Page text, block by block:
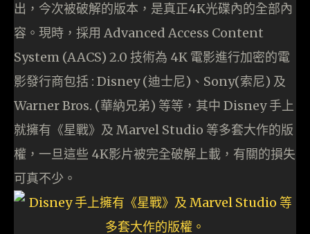
出，今次被破解的版本，是真正4K光碟內的全部內
容。現時，採用 Advanced Access Content
System (AACS) 2.0 技術為 4K 電影進行加密的電
影發行商包括 : Disney (迪士尼)、Sony(索尼) 及
Warner Bros. (華納兄弟) 等等，其中 Disney 手上
就擁有《星戰》及 Marvel Studio 等多套大作的版
權，一旦這些 4K影片被完全破解上載，有關的損失
可真不少。